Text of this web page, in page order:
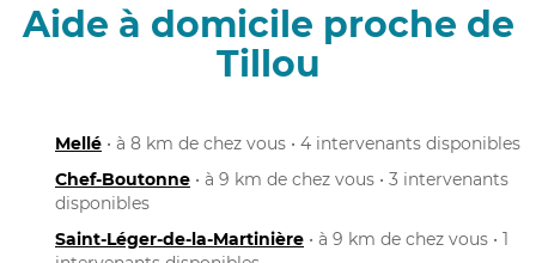
Aide à domicile proche de
Tillou
Mellé • à 8 km de chez vous • 4 intervenants disponibles
Chef-Boutonne • à 9 km de chez vous • 3 intervenants
disponibles
Saint-Léger-de-la-Martinière • à 9 km de chez vous • 1